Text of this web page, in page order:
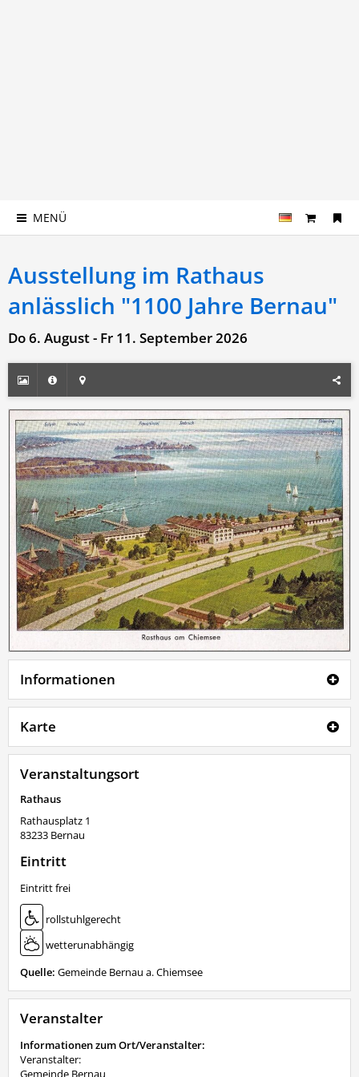
MENÜ
Ausstellung im Rathaus
anlässlich "1100 Jahre Bernau"
Do 6. August - Fr 11. September 2026
Informationen
Karte
Veranstaltungsort
Rathaus
Rathausplatz 1
83233 Bernau
Eintritt
Eintritt frei
rollstuhlgerecht
wetterunabhängig
Quelle: Gemeinde Bernau a. Chiemsee
Veranstalter
Informationen zum Ort/Veranstalter:
Veranstalter:
Gemeinde Bernau